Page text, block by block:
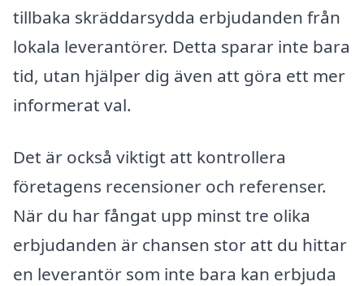
tillbaka skräddarsydda erbjudanden från
lokala leverantörer. Detta sparar inte bara
tid, utan hjälper dig även att göra ett mer
informerat val.
Det är också viktigt att kontrollera
företagens recensioner och referenser.
När du har fångat upp minst tre olika
erbjudanden är chansen stor att du hittar
en leverantör som inte bara kan erbjuda